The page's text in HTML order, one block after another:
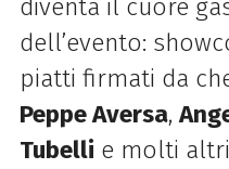
diventa il cuore
dell’evento:
piatti firmati da
Peppe Aversa,
Tubelli e molti